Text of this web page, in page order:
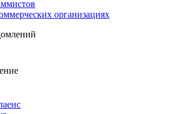
организациях